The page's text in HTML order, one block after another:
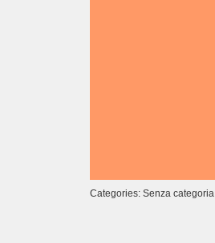
Categories: Senza categoria